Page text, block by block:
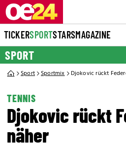
TICKERSPORTSTARSMAGAZINE
SPORT
Sport Sportmix Djokovic rückt
TENNIS
Djokovic rückt
näher